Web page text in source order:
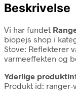
Beskrivelse
Vi har fundet
biopejs shop i
Stove: Reflekterer
varmeeffekten og
Yderlige
Produkt id: ranger-